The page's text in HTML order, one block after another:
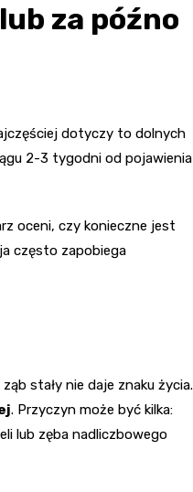
za późno
dotyczy to dolnych
2-3 tygodni od pojawienia
oceni, czy konieczne jest
często zapobiega
stały nie daje znaku życia.
. Przyczyn może być kilka:
lub zęba nadliczbowego